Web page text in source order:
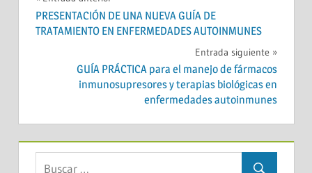
de
PRESENTACIÓN DE UNA NUEVA GUÍA DE
TRATAMIENTO EN ENFERMEDADES AUTOINMUNES
Entrada siguiente
GUÍA PRÁCTICA para el manejo de fármacos
inmunosupresores y terapias biológicas en
enfermedades autoinmunes